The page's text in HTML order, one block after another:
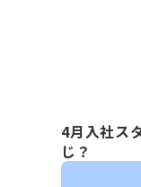
4月入社ス
じ？